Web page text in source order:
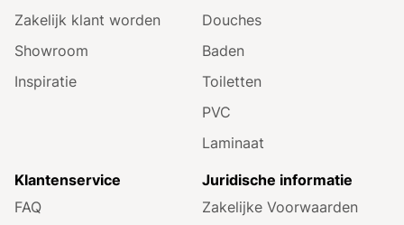
Zakelijk klant worden
Showroom
Inspiratie
Douches
Baden
Toiletten
PVC
Laminaat
Klantenservice
FAQ
Juridische informatie
Zakelijke Voorwaarden